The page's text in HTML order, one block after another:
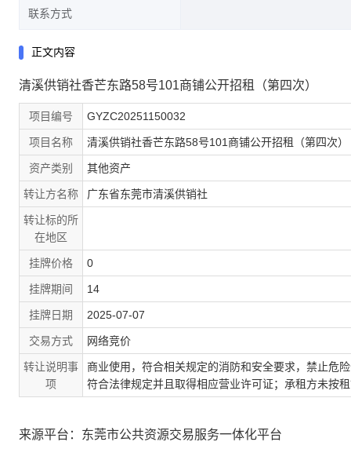
联系方式
正文内容
清溪供销社香芒东路58号101商铺公开招租（第四次）
项目编号 GYZC20251150032
项目名称 清溪供销社香芒东路58号101商铺公开招租（第四次）
资产类别 其他资产
转让方名称 广东省东莞市清溪供销社
转让标的所
在地区
挂牌价格 0
挂牌期间 14
挂牌日期 2025-07-07
交易方式 网络竞价
转让说明事
项
商业使用，符合相关规定的消防和安全要求，禁止危
符合法律规定并且取得相应营业许可证；承租方未按
来源平台：东莞市公共资源交易服务一体化平台